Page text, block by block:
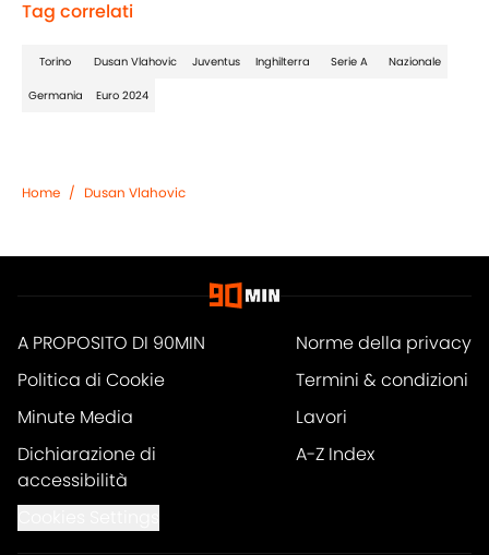
Tag correlati
Torino Dusan Vlahovic Juventus Inghilterra Serie A Nazionale
Germania Euro 2024
Home / Dusan Vlahovic
A PROPOSITO DI 90MIN
Norme della privacy
Politica di Cookie
Termini & condizioni
Minute Media
Lavori
Dichiarazione di
accessibilità
A-Z Index